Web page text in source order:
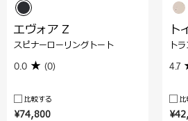
¥74,800
エヴォア Z
スピナーローリングトート
0.0 (0)
比較する
ト
ト
4.7